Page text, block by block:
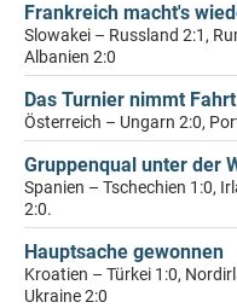
Frankreich macht's
Slowakei – Russland 2:1,
Albanien 2:0
Das Turnier nimmt
Österreich – Ungarn 2:0,
Gruppenqual unter der
Spanien – Tschechien 1:0,
2:0.
Hauptsache gewonnen
Kroatien – Türkei 1:0,
Ukraine 2:0